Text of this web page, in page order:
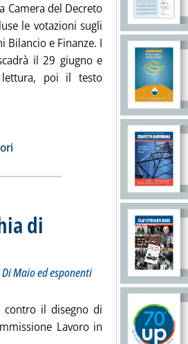
Camera del Decreto
le votazioni sugli
Bilancio e Finanze. I
il 29 giugno e
poi il testo
'Ecobonus, Certificati bianchi e
di
5 Stelle vuole accelerare: oggi riunione a
giugno 2019 alle 15.59.
Maio ed esponenti
contro il disegno di
Lavoro in